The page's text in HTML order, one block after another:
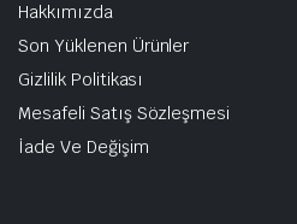
Hakkımızda
Son Yüklenen Ürünler
Gizlilik Politikası
Mesafeli Satış Sözleşmesi
İade Ve Değişim